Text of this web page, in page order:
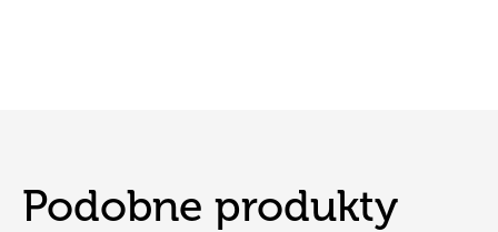
Podobne produkty